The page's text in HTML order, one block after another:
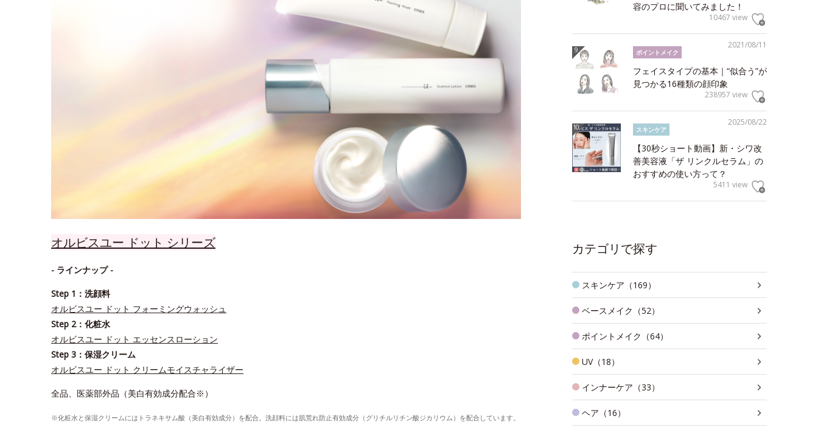
オルビスユー ドット シリーズ
- ラインナップ -
Step 1：洗顔料
オルビスユー ドット フォーミングウォッシュ
Step 2：化粧水
オルビスユー ドット エッセンスローション
Step 3：保湿クリーム
オルビスユー ドット クリームモイスチャライザー
全品、医薬部外品（美白有効成分配合※）
※化粧水と保湿クリームにはトラネキサム酸（美白有効成分）を配合。洗顔料には肌荒れ防止有効成分（グリチルリチン酸ジカリウム）を配合しています。
容のプロに聞いてみました！
10467 view
2021/08/11
ポイントメイク
フェイスタイプの基本｜“似合う”が
見つかる16種類の顔印象
238957 view
2025/08/22
スキンケア
【30秒ショート動画】新・シワ改
善美容液「ザ リンクルセラム」の
おすすめの使い方って？
5411 view
カテゴリで探す
スキンケア（169）
ベースメイク（52）
ポイントメイク（64）
UV（18）
インナーケア（33）
ヘア（16）